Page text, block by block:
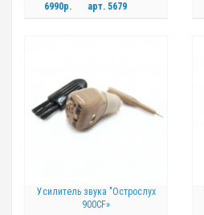
6990р. арт. 5679
Усилитель звука "Острослух
900CF»